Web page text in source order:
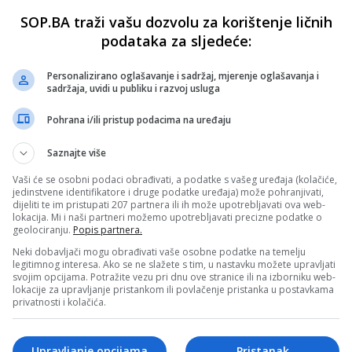
ovo niko nije očekivao nakon Mundijala
i Hercegovine nakon nastupa na Svjetskom
ovo niko nije očekivao nakon Mundijala!
i Hercegovine nakon nastupa na Svjetskom
već pred višemilionskim transferom
odbrojava dane do početka Svjetskog
za naredne mečeve reprezentacije
Bosne i Hercegovine Adnan Bašić objavio je
SOP.BA traži vašu dozvolu za korištenje ličnih
podataka za sljedeće:
Personalizirano oglašavanje i sadržaj, mjerenje oglašavanja i
sadržaja, uvidi u publiku i razvoj usluga
Pohrana i/ili pristup podacima na uređaju
Saznajte više
Vaši će se osobni podaci obrađivati, a podatke s vašeg uređaja (kolačiće,
jedinstvene identifikatore i druge podatke uređaja) može pohranjivati,
dijeliti te im pristupati 207 partnera ili ih može upotrebljavati ova web-
lokacija. Mi i naši partneri možemo upotrebljavati precizne podatke o
geolociranju. Popis partnera.
Neki dobavljači mogu obrađivati vaše osobne podatke na temelju
legitimnog interesa. Ako se ne slažete s tim, u nastavku možete upravljati
svojim opcijama. Potražite vezu pri dnu ove stranice ili na izborniku web-
lokacije za upravljanje pristankom ili povlačenje pristanka u postavkama
privatnosti i kolačića.